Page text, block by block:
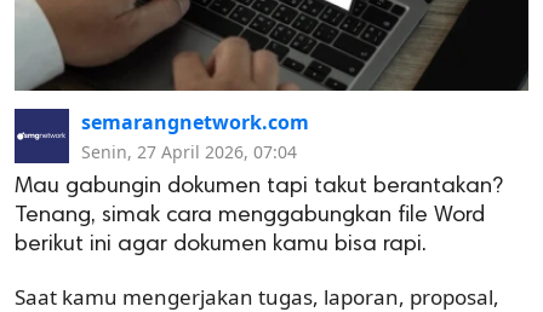
semarangnetwork.com
Senin, 27 April 2026, 07:04
Mau gabungin dokumen tapi takut berantakan?
Tenang, simak cara menggabungkan file Word
berikut ini agar dokumen kamu bisa rapi.
Saat kamu mengerjakan tugas, laporan, proposal,